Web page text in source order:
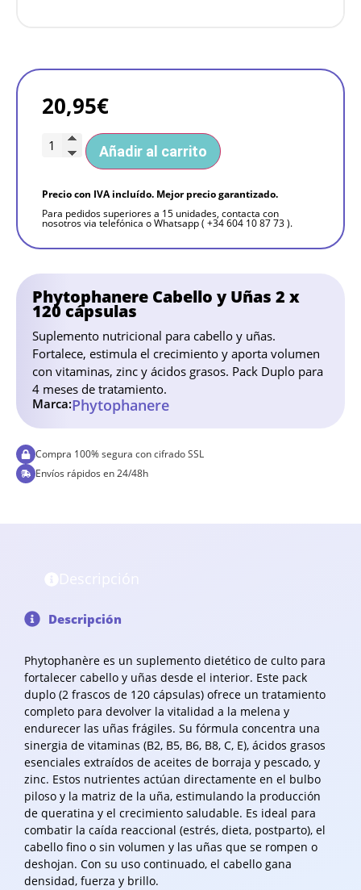
Phytophanere Cabello y Uñas 2 x
120 cápsulas
Suplemento nutricional para cabello y uñas.
Fortalece, estimula el crecimiento y aporta volumen
con vitaminas, zinc y ácidos grasos. Pack Duplo para
4 meses de tratamiento.
Marca:Phytophanere
20,95€
Añadir al carrito
Precio con IVA incluído. Mejor precio garantizado.
Para pedidos superiores a 15 unidades, contacta con
nosotros via telefónica o Whatsapp ( +34 604 10 87 73 ).
Compra 100% segura con cifrado SSL
Envíos rápidos en 24/48h
Descripción
Phytophanère es un suplemento dietético de culto para
fortalecer cabello y uñas desde el interior. Este pack
duplo (2 frascos de 120 cápsulas) ofrece un tratamiento
completo para devolver la vitalidad a la melena y
endurecer las uñas frágiles. Su fórmula concentra una
sinergia de vitaminas (B2, B5, B6, B8, C, E), ácidos grasos
esenciales extraídos de aceites de borraja y pescado, y
zinc. Estos nutrientes actúan directamente en el bulbo
piloso y la matriz de la uña, estimulando la producción
de queratina y el crecimiento saludable. Es ideal para
combatir la caída reaccional (estrés, dieta, postparto), el
cabello fino o sin volumen y las uñas que se rompen o
deshojan. Con su uso continuado, el cabello gana
densidad, fuerza y brillo.